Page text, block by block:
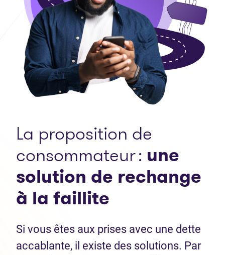
La proposition de
consommateur : une
solution de rechange
à la faillite
Si vous êtes aux prises avec une dette
accablante, il existe des solutions. Par